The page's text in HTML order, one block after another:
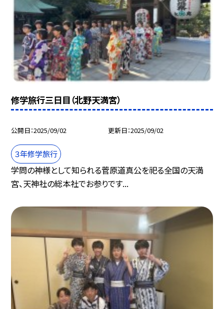
修学旅行三日目（北野天満宮）
公開日 2025/09/02 更新日 2025/09/02
３年修学旅行
学問の神様として知られる菅原道真公を祀る全国の天満
宮、天神社の総本社でお参りです...